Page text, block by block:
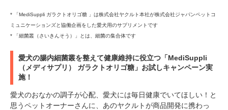
* 「MediSuppli ガラクトオリゴ糖 」は株式会社ヤクルト本社が株式会社ジャパンペットコ
ミュニケーションズと協働企画をした愛犬用のサプリメントです
* 「細菌叢（さいきんそう）」とは、細菌の集合体です
愛犬の腸内細菌叢を整えて健康維持に役立つ「MediSuppli
（メディサプリ） ガラクトオリゴ糖」お試しキャンペーン実
施！
愛犬のおなかの調子が心配、愛犬には毎日健康でいてほしい！と
思うペットオーナーさんに、あのヤクルトが商品開発に携わっ